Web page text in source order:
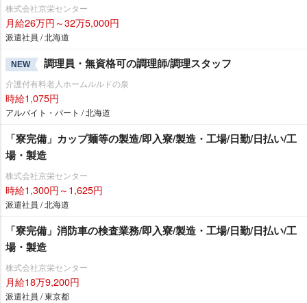
株式会社京栄センター
月給26万円～32万5,000円
派遣社員 / 北海道
NEW 調理員・無資格可の調理師/調理スタッフ
介護付有料老人ホームルルドの泉
時給1,075円
アルバイト・パート / 北海道
「寮完備」カップ麺等の製造/即入寮/製造・工場/日勤/日払い/工
場・製造
株式会社京栄センター
時給1,300円～1,625円
派遣社員 / 北海道
「寮完備」消防車の検査業務/即入寮/製造・工場/日勤/日払い/工
場・製造
株式会社京栄センター
月給18万9,200円
派遣社員 / 東京都